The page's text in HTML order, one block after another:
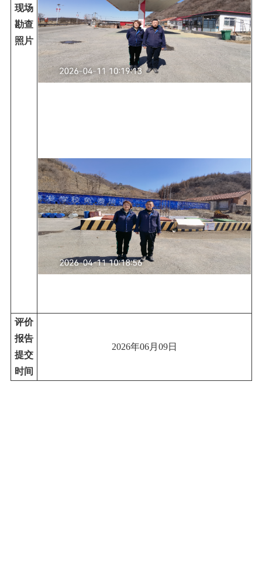
现场
勘查
照片
评价
报告
提交
时间
2026年06月 09日